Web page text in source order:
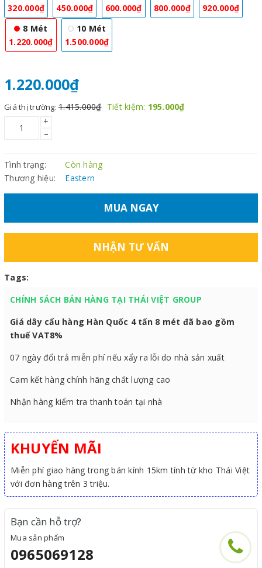
320.000₫
450.000₫
600.000₫
800.000₫
920.000₫
8 Mét
1.220.000₫
10 Mét
1.500.000₫
1.220.000₫
Giá thị trường: 1.415.000₫ Tiết kiệm: 195.000₫
+
–
Tình trạng:
Còn hàng
Thương hiệu:
Eastern
MUA NGAY
NHẬN TƯ VẤN
Tags:
CHÍNH SÁCH BÁN HÀNG TẠI THÁI VIỆT GROUP
Giá dây cẩu hàng Hàn Quốc 4 tấn 8 mét đã bao gồm
thuế VAT8%
07 ngày đổi trả miễn phí nếu xẩy ra lỗi do nhà sản xuất
Cam kết hàng chính hãng chất lượng cao
Nhận hàng kiểm tra thanh toán tại nhà
KHUYẾN MÃI
Miễn phí giao hàng trong bán kính 15km tính từ kho Thái Việt
với đơn hàng trên 3 triệu.
Bạn cần hỗ trợ?
Mua sản phẩm
0965069128